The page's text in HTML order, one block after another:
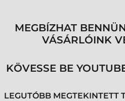
MEGBÍZHAT
VÁSÁRLÓINK
KÖVESSE BE
LEGUTÓBB MEGTEKINTETT